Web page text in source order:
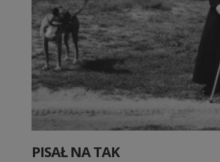
PISAŁ NA TAK